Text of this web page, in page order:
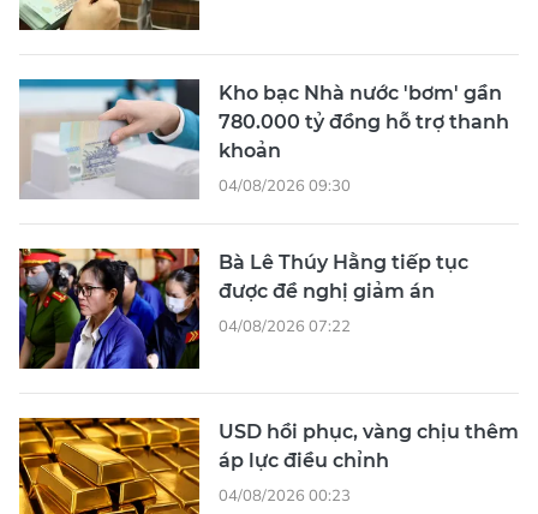
Kho bạc Nhà nước 'bơm' gần
780.000 tỷ đồng hỗ trợ thanh
khoản
04/08/2026 09:30
Bà Lê Thúy Hằng tiếp tục
được đề nghị giảm án
04/08/2026 07:22
USD hồi phục, vàng chịu thêm
áp lực điều chỉnh
04/08/2026 00:23